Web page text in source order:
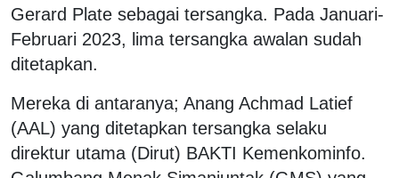
Gerard Plate sebagai tersangka. Pada Januari-
Februari 2023, lima tersangka awalan sudah
ditetapkan.
Mereka di antaranya; Anang Achmad Latief
(AAL) yang ditetapkan tersangka selaku
direktur utama (Dirut) BAKTI Kemenkominfo.